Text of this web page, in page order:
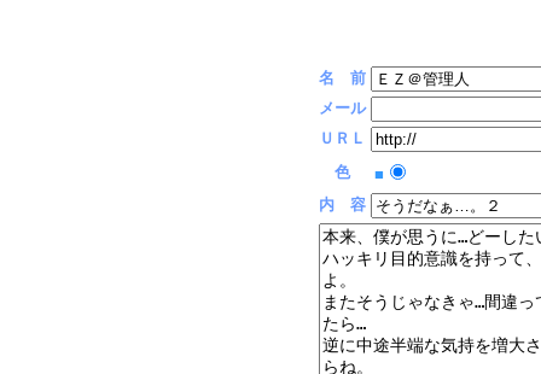
名 前
メール
ＵＲＬ
色
■
内 容